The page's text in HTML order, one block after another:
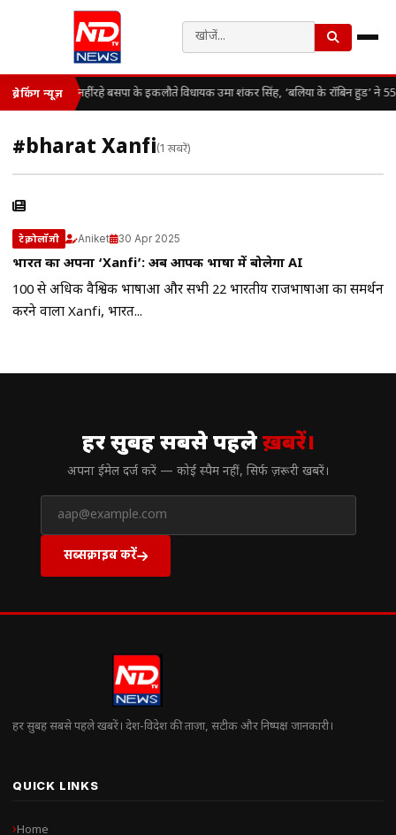
ब्रेकिंग न्यूज़ नहीं रहे बसपा के इकलौते विधायक उमा शंकर सिंह, ‘बलिया के रॉबिन हुड’ ने
#bharat Xanfi(1 खबरें)
टेक्नोलॉजी Aniket 30 Apr 2025
भारत का अपना ‘Xanfi’: अब आपकी भाषा में बोलेगा AI
100 से अधिक वैश्विक भाषाओं और सभी 22 भारतीय राजभाषाओं का समर्थन
करने वाला Xanfi, भारत...
हर सुबह सबसे पहलेख़बरें।
अपना ईमेल दर्ज करें — कोई स्पैम नहीं, सिर्फ ज़रूरी खबरें।
सब्सक्राइब करें
हर सुबह सबसे पहले खबरें। देश-विदेश की ताज़ा, सटीक और निष्पक्ष जानकारी।
QUICK LINKS
Home